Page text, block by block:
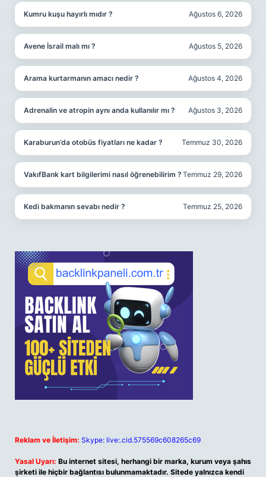
Kumru kuşu hayırlı mıdır ? Ağustos 6, 2026
Avene İsrail malı mı ? Ağustos 5, 2026
Arama kurtarmanın amacı nedir ? Ağustos 4, 2026
Adrenalin ve atropin aynı anda kullanılır mı ? Ağustos 3, 2026
Karaburun’da otobüs fiyatları ne kadar ? Temmuz 30, 2026
VakıfBank kart bilgilerimi nasıl öğrenebilirim ? Temmuz 29, 2026
Kedi bakmanın sevabı nedir ? Temmuz 25, 2026
Reklam ve İletişim: Skype: live:.cid.575569c608265c69
Yasal Uyarı: Bu internet sitesi, herhangi bir marka, kurum veya şahıs
şirketi ile hiçbir bağlantısı bulunmamaktadır. Sitede yalnızca kendi